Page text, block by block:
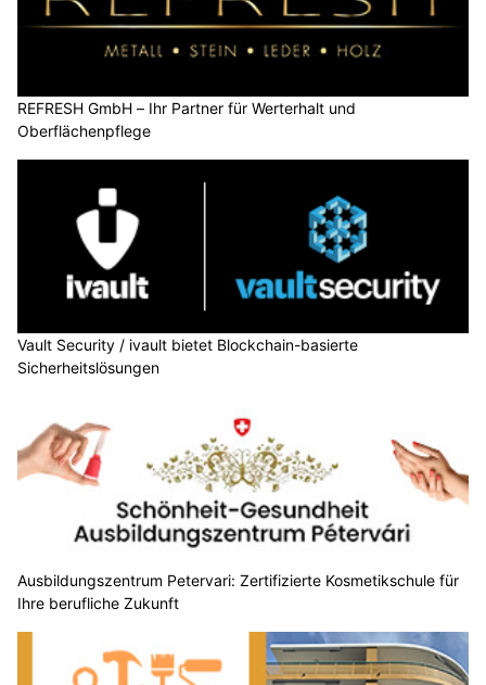
REFRESH GmbH – Ihr Partner für Werterhalt und
Oberflächenpflege
Vault Security / ivault bietet Blockchain-basierte
Sicherheitslösungen
Ausbildungszentrum Petervari: Zertifizierte Kosmetikschule für
Ihre berufliche Zukunft